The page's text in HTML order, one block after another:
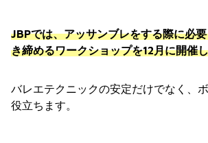
JBPでは、アッサンブレをする際に必
き締めるワークショップを12月に開催
バレエテクニックの安定だけでなく、
役立ちます。